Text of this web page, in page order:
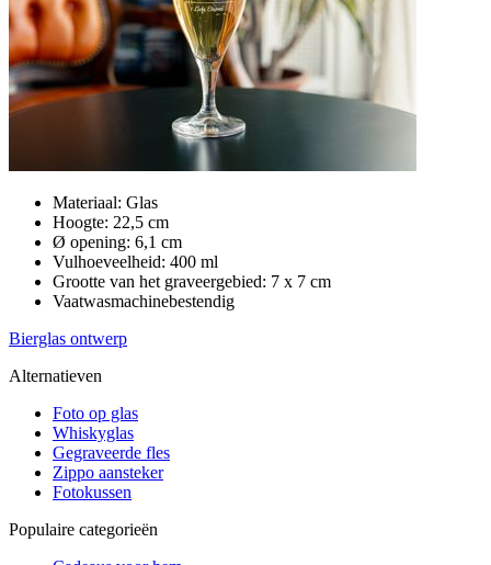
Materiaal: Glas
Hoogte: 22,5 cm
Ø opening: 6,1 cm
Vulhoeveelheid: 400 ml
Grootte van het graveergebied: 7 x 7 cm
Vaatwasmachinebestendig
Bierglas ontwerp
Alternatieven
Foto op glas
Whiskyglas
Gegraveerde fles
Zippo aansteker
Fotokussen
Populaire categorieën